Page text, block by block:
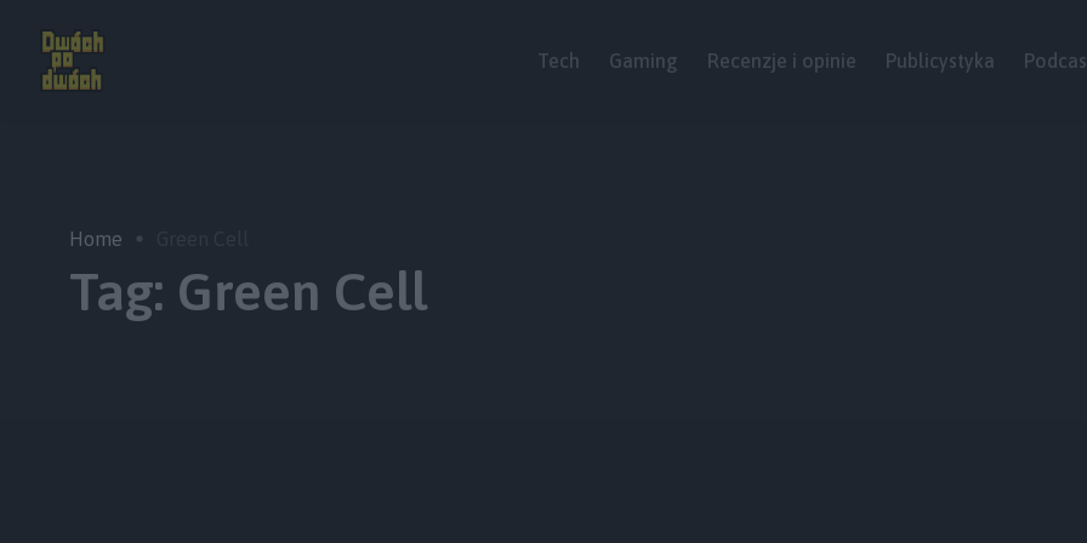
Tech Gaming Recenzje i opinie Publicystyka
Home
Tag: Green Cell